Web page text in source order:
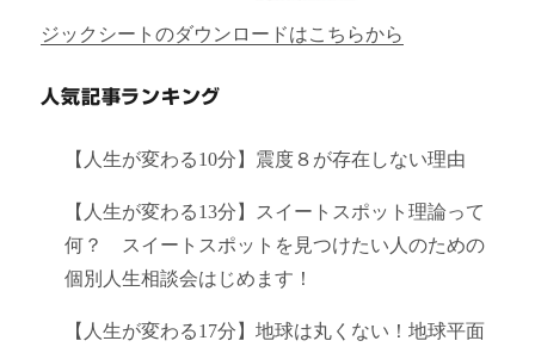
ジックシートのダウンロードはこちらから
人気記事ランキング
【人生が変わる10分】震度８が存在しない理由
【人生が変わる13分】スイートスポット理論って
何？ スイートスポットを見つけたい人のための
個別人生相談会はじめます！
【人生が変わる17分】地球は丸くない！地球平面